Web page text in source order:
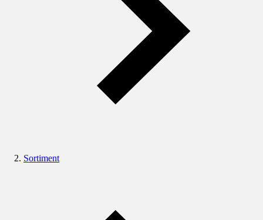
Sortiment